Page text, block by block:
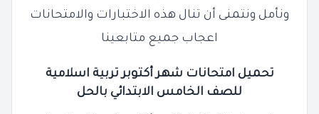
ونأمل ونتمنى أن تنال هذه الاختبارات والامتحانات
اعجاب جميع متابعينا
تحميل امتحانات شهر أكتوبر تربية اسلامية
للصف الخامس الابتدائي بالحل